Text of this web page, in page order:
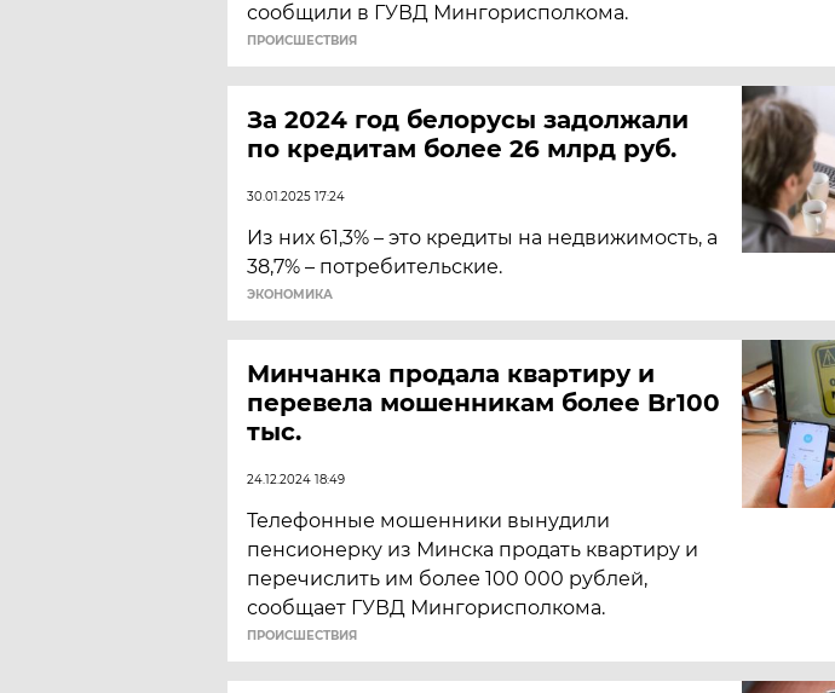
сообщили в ГУВД Мингорисполкома.
ПРОИСШЕСТВИЯ
За 2024 год белорусы задолжали
по кредитам более 26 млрд руб.
30.01.2025 17:24
Из них 61,3% – это кредиты на недвижимость, а
38,7% – потребительские.
ЭКОНОМИКА
Минчанка продала квартиру и
перевела мошенникам более Br100
тыс.
24.12.2024 18:49
Телефонные мошенники вынудили
пенсионерку из Минска продать квартиру и
перечислить им более 100 000 рублей,
сообщает ГУВД Мингорисполкома.
ПРОИСШЕСТВИЯ